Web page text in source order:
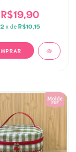
R$19,90
2 x de R$10,15